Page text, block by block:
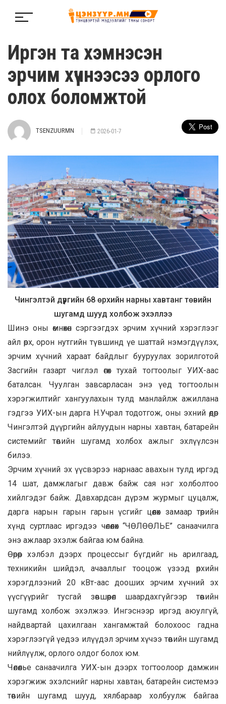
Иргэн та хэмнэсэн
эрчим хүчнээсээ орлого
олох боломжтой
TSENZUURMN 2026-01-7
Чингэлтэй дүүргийн 68 өрхийн нарны хавтанг төвийн
шугамд шууд холбож эхэллээ
Шинэ оны өмнөхөн сэргээгдэх эрчим хүчний хэрэглээг
айл өрх, орон нутгийн түвшинд үе шаттай нэмэгдүүлэх,
эрчим хүчний хараат байдлыг бууруулах зорилготой
Засгийн газарт чиглэл өгөх тухай тогтоолыг УИХ-аас
баталсан. Чуулган завсарласан энэ үед тогтоолын
хэрэгжилтийг хангуулахын тулд манлайлж ажиллана
гэдгээ УИХ-ын дарга Н.Учрал тодотгож, оны эхний өдөр
Чингэлтэй дүүргийн айлуудын нарны хавтан, батарейн
системийг төвийн шугамд холбох ажлыг эхлүүлсэн
билээ.
Эрчим хүчний эх үүсвэрээ нарнаас авахын тулд иргэд
14 шат, дамжлагыг давж байж сая нэг холболтоо
хийлгэдэг байж. Давхардсан дүрэм журмыг цуцалж,
дарга нарын гарын гарын үсгийг цөөлөх замаар төрийн
хүнд суртлаас иргэдээ чөлөөлөх “ЧӨЛӨӨЛЬЕ” санаачилга
энэ ажлаар эхэлж байгаа юм байна.
Өөрөөр хэлбэл дээрх процессыг бүгдийг нь арилгаад,
техникийн шийдэл, ачааллыг тооцож үзээд өрхийн
хэрэгдлээний 20 кВт-аас дооших эрчим хүчний эх
үүсгүүрийг тусгай зөвшөөрөл шаардахгүйгээр төвийн
шугамд холбож эхэлжээ. Ингэснээр иргэд аюулгүй,
найдвартай цахилгаан хангамжтай болохоос гадна
хэрэглээгүй үедээ илүүдэл эрчим хүчээ төвийн шугамд
нийлүүлж, орлого олдог болох юм.
Чөлөөлье санаачилга УИХ-ын дээрх тогтоолоор дамжин
хэрэгжиж эхэлснийг нарны хавтан, батарейн системээ
төвийн шугамд шууд, хялбараар холбуулж байгаа